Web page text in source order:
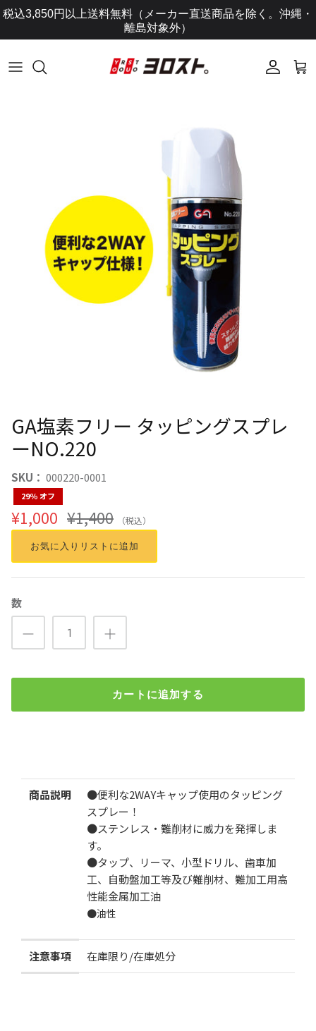
コ
テ
ツ
税込3,850円以上送料無料（メーカー直送商品を除く。沖縄・
離島対象外）
GA塩素フリー タッピングスプレ
ーNO.220
SKU： 000220-0001
29％ オフ
¥1,000 ¥1,400 （税込）
お気に入りリストに追加
数
カートに追加する
カートに追加する
検索
商品説明
●便利な2WAYキャップ使用のタッピング
スプレー！
●ステンレス・難削材に威力を発揮しま
す。
●タップ、リーマ、小型ドリル、歯車加
工、自動盤加工等及び難削材、難加工用高
性能金属加工油
●油性
注意事項 在庫限り/在庫処分